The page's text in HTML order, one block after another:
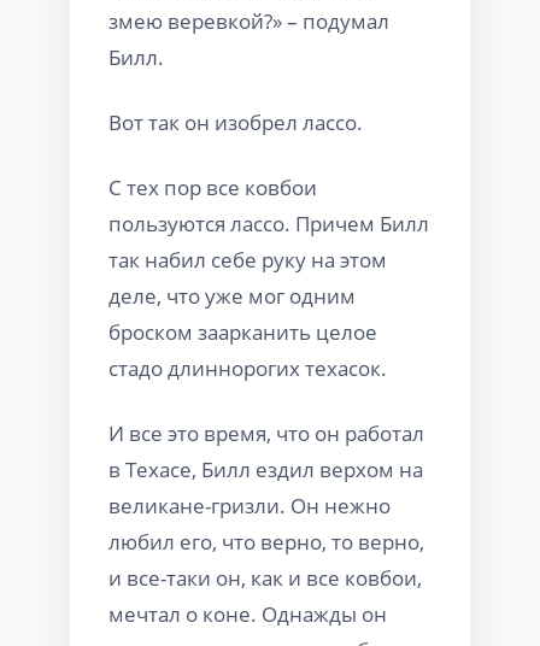
змею веревкой?» – подумал
Билл.
Вот так он изобрел лассо.
С тех пор все ковбои
пользуются лассо. Причем Билл
так набил себе руку на этом
деле, что уже мог одним
броском заарканить целое
стадо длиннорогих техасок.
И все это время, что он работал
в Техасе, Билл ездил верхом на
великане-гризли. Он нежно
любил его, что верно, то верно,
и все-таки он, как и все ковбои,
мечтал о коне. Однажды он